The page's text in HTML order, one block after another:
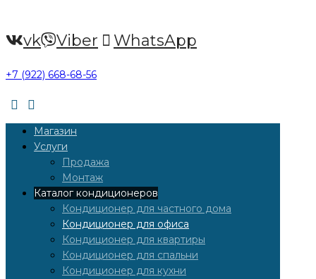
vk Viber WhatsApp
+7 (922) 668-68-56
Магазин
Услуги
Продажа
Монтаж
Каталог кондиционеров
Кондиционер для частного дома
Кондиционер для офиса
Кондиционер для квартиры
Кондиционер для спальни
Кондиционер для кухни